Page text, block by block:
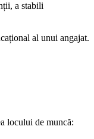
a stabili
al unui angajat.
locului de muncă: